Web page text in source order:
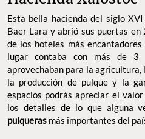
Hacienda Xalostoc
Esta bella hacienda del siglo
Baer Lara y abrió sus puertas
de los hoteles más
lugar contaba con más de
aprovechaban para la
la producción de pulque y la
espacios podrás apreciar el